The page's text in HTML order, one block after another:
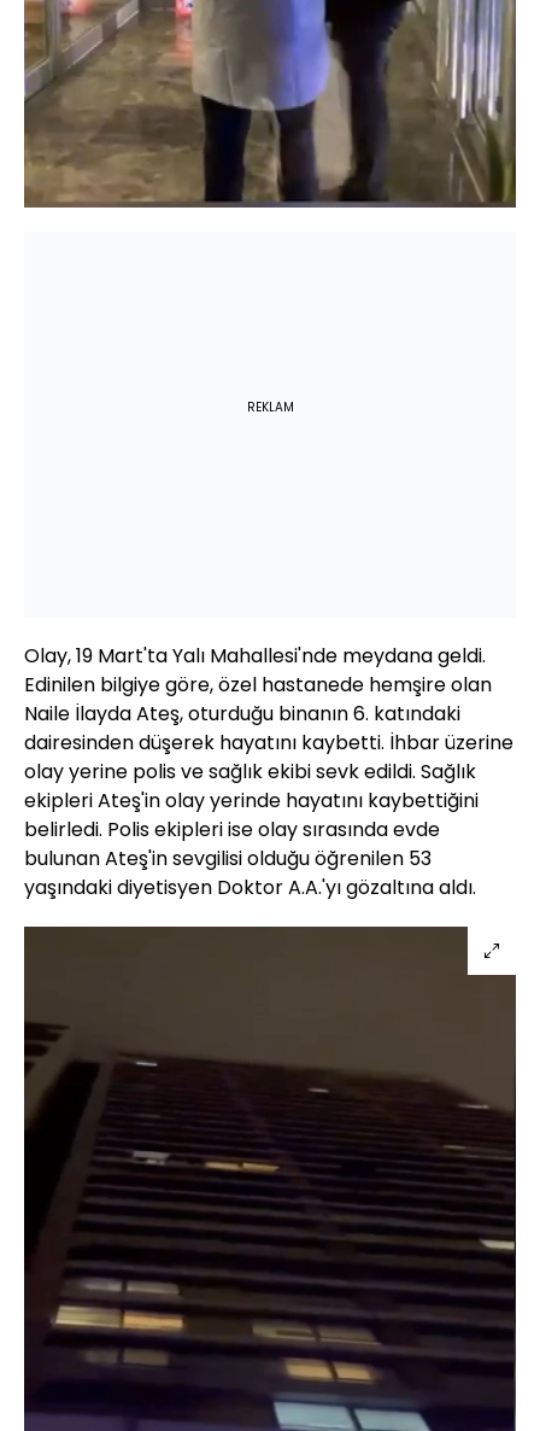
REKLAM
Olay, 19 Mart'ta Yalı Mahallesi'nde meydana geldi.
Edinilen bilgiye göre, özel hastanede hemşire olan
Naile İlayda Ateş, oturduğu binanın 6. katındaki
dairesinden düşerek hayatını kaybetti. İhbar üzerine
olay yerine polis ve sağlık ekibi sevk edildi. Sağlık
ekipleri Ateş'in olay yerinde hayatını kaybettiğini
belirledi. Polis ekipleri ise olay sırasında evde
bulunan Ateş'in sevgilisi olduğu öğrenilen 53
yaşındaki diyetisyen Doktor A.A.'yı gözaltına aldı.